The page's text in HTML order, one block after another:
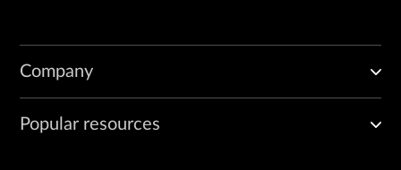
Company
Popular resources